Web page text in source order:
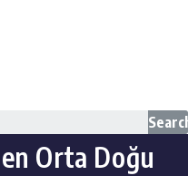
Orta Doğu